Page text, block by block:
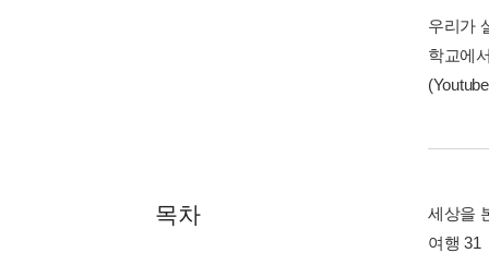
우리가
학교에
목차
세상을
여행 31